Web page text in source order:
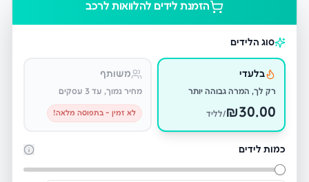
הזמנת לידים להלוואות לרכב
סוג הלידים
בלעדי
רק לך, המרה גבוהה יותר
₪30.00 /לליד
משותף
מחיר נמוך, עד 3 עסקים
לא זמין - בתפוסה מלאה!
כמות לידים